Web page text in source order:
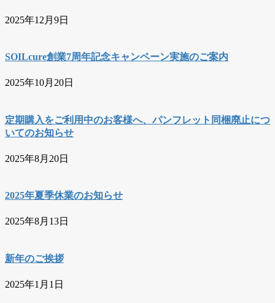
2025年12月9日
SOILcure創業7周年記念キャンペーン実施のご案内
2025年10月20日
定期購入をご利用中のお客様へ、パンフレット同梱廃止につ
いてのお知らせ
2025年8月20日
2025年夏季休業のお知らせ
2025年8月13日
新年のご挨拶
2025年1月1日